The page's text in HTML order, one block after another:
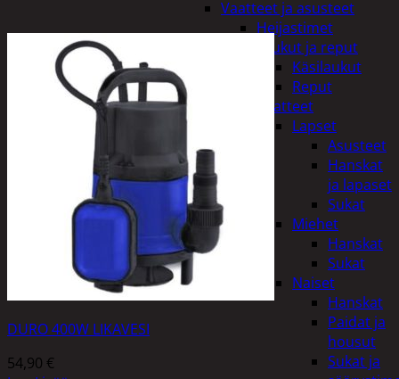
Vaatteet ja asusteet
Heijastimet
Laukut ja reput
Käsilaukut
Reput
Vaatteet
Lapset
Asusteet
Hanskat
ja lapaset
Sukat
Miehet
Hanskat
Sukat
Naiset
Hanskat
Paidat ja
housut
Sukat ja
DURO 400W LIKAVESI
54,90 €